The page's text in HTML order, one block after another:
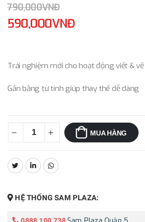
790,000VNĐ
590,000VNĐ
Trải nghiệm mới cho hoạt động viết & vẽ
Gắn bằng từ tính giúp thay thế dễ dàng
MUA HÀNG
CHIA SẺ:
HỆ THỐNG SAM PLAZA: